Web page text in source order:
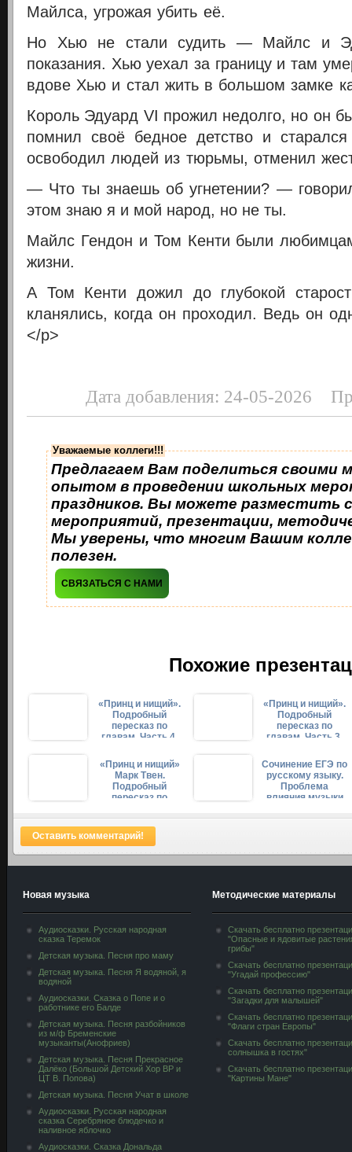
Майлса, угрожая убить её.
Но Хью не стали судить — Майлс и
показания. Хью уехал за границу и там
вдове Хью и стал жить в большом замке
Король Эдуард VI прожил недолго, но он
помнил своё бедное детство и
освободил людей из тюрьмы, отменил
— Что ты знаешь об угнетении? —
этом знаю я и мой народ, но не ты.
Майлс Гендон и Том Кенти были
жизни.
А Том Кенти дожил до глубокой
кланялись, когда он проходил. Ведь он
</p>
Дата добавления: 24-05-2026
Уважаемые коллеги!!!
Предлагаем Вам поделиться своими
опытом в проведении школьных
праздников. Вы можете разместить
мероприятий, презентации,
Мы уверены, что многим Вашим
полезен.
СВЯЗАТЬСЯ С НАМИ
Похожие
«Принц и нищий».
Подробный
пересказ по
главам. Часть 4.
«Принц и нищий».
Подробный
пересказ по
главам. Часть 3.
«Принц и нищий»
Марк Твен.
Подробный
пересказ по
Главы 1-5
Сочинение ЕГЭ по
русскому языку.
Проблема
влияния музыки
тек ...
Оставить комментарий!
Новая музыка
Аудиосказки. Русская народная
сказка Теремок
Детская музыка. Песня про маму
Детская музыка. Песня Я водяной, я
водяной
Аудиосказки. Сказка о Попе и о
работнике его Балде
Детская музыка. Песня разбойников
из м/ф Бременские
музыканты(Анофриев)
Детская музыка. Песня Прекрасное
Далёко (Большой Детский Хор ВР и
ЦТ В. Попова)
Детская музыка. Песня Учат в школе
Аудиосказки. Русская народная
сказка Серебряное блюдечко и
наливное яблочко
Аудиосказки. Сказка Дональда
Методические материалы
Скачать бесплатно
"Опасные и ядовитые
грибы"
Скачать бесплатно
"Угадай профессию"
Скачать бесплатно
"Загадки для малышей"
Скачать бесплатно
"Флаги стран Европы"
Скачать бесплатно
солнышка в гостях"
Скачать бесплатно
"Картины Мане"